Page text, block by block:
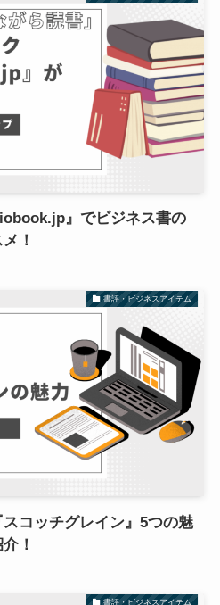
』でビジネス書の
！
書評・ビジネスアイテム
コッチグレイン』5つの魅
！
書評・ビジネスアイテム